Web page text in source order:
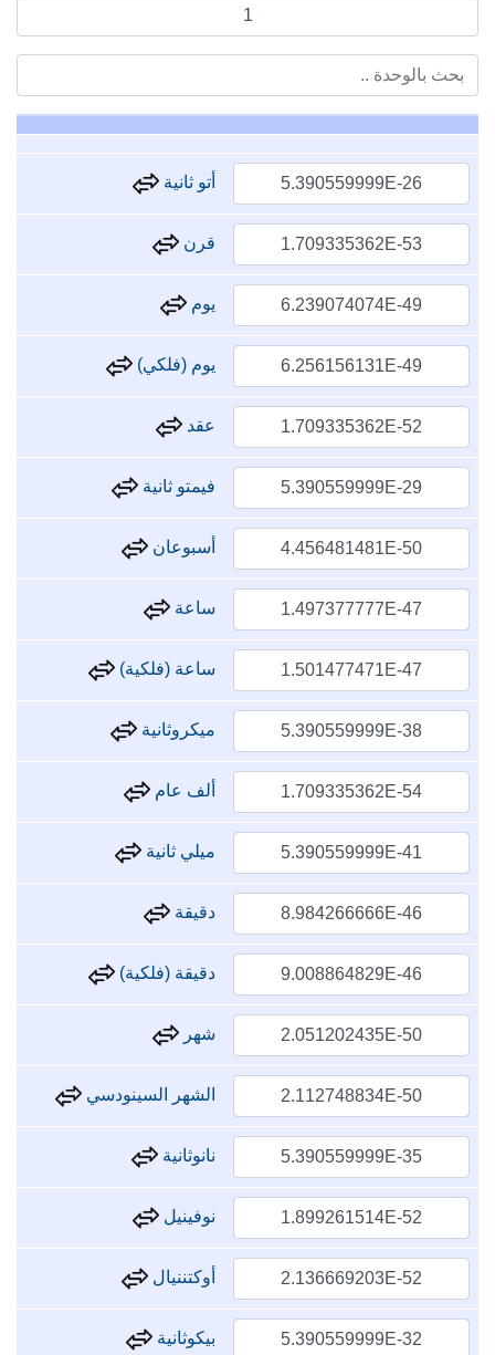
أتو ثانية
قرن
يوم
يوم (فلكي)
عقد
فيمتو ثانية
أسبوعان
ساعة
ساعة (فلكية)
ميكروثانية
ألف عام
ميلي ثانية
دقيقة
دقيقة (فلكية)
شهر
الشهر السينودسي
نانوثانية
نوفينيل
أوكتننيال
بيكوثانية